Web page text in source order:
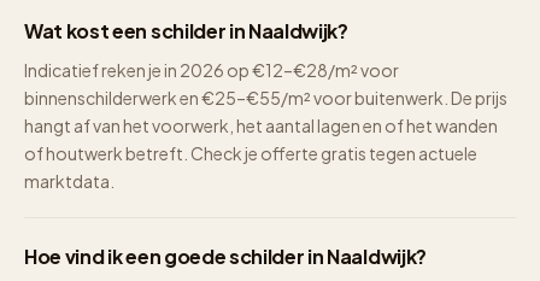
Wat kost een schilder in Naaldwijk?
Indicatief reken je in 2026 op €12–€28/m² voor
binnenschilderwerk en €25–€55/m² voor buitenwerk. De prijs
hangt af van het voorwerk, het aantal lagen en of het wanden
of houtwerk betreft. Check je offerte gratis tegen actuele
marktdata.
Hoe vind ik een goede schilder in Naaldwijk?